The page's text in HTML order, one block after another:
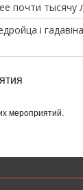
почти тысячу
і
мероприятий.